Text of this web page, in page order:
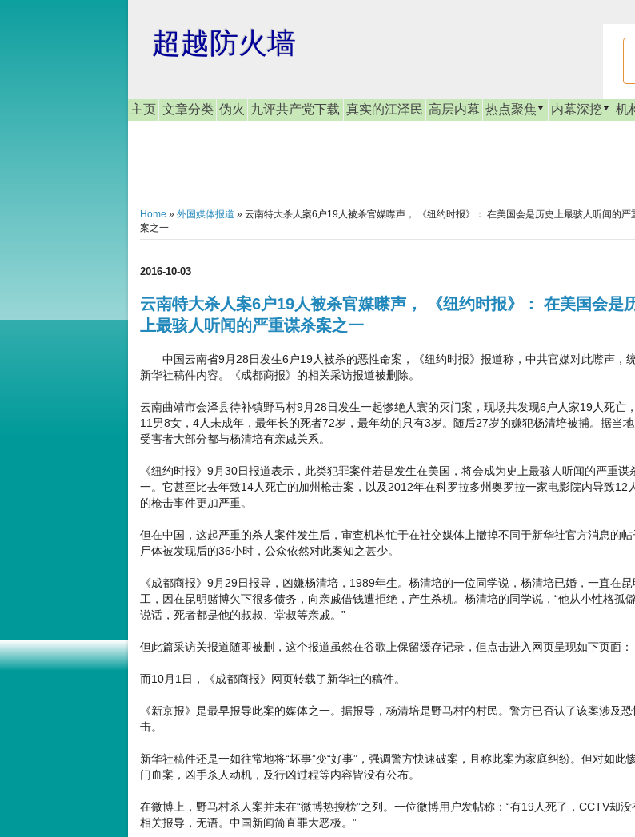
超越防火墙
主页 文章分类 伪火 九评共产党下载 真实的江泽民 高层内幕 热点聚焦 内幕深挖 机
Home » 外国媒体报道 » 云南特大杀人案6户19人被杀官媒噤声， 《纽约时报》： 在美国会是历史上最骇人听闻的严
案之一
2016-10-03
云南特大杀人案6户19人被杀官媒噤声， 《纽约时报》： 在美国会是
上最骇人听闻的严重谋杀案之一
中国云南省9月28日发生6户19人被杀的恶性命案，《纽约时报》报道称，中共官媒对此噤声，
新华社稿件内容。《成都商报》的相关采访报道被删除。
云南曲靖市会泽县待补镇野马村9月28日发生一起惨绝人寰的灭门案，现场共发现6户人家19人死亡
11男8女，4人未成年，最年长的死者72岁，最年幼的只有3岁。随后27岁的嫌犯杨清培被捕。据当地
受害者大部分都与杨清培有亲戚关系。
《纽约时报》9月30日报道表示，此类犯罪案件若是发生在美国，将会成为史上最骇人听闻的严重谋
一。它甚至比去年致14人死亡的加州枪击案，以及2012年在科罗拉多州奥罗拉一家电影院内导致12
的枪击事件更加严重。
但在中国，这起严重的杀人案件发生后，审查机构忙于在社交媒体上撤掉不同于新华社官方消息的
尸体被发现后的36小时，公众依然对此案知之甚少。
《成都商报》9月29日报导，凶嫌杨清培，1989年生。杨清培的一位同学说，杨清培已婚，一直在
工，因在昆明赌博欠下很多债务，向亲戚借钱遭拒绝，产生杀机。杨清培的同学说，“他从小性格孤
说话，死者都是他的叔叔、堂叔等亲戚。”
但此篇采访关报道随即被删，这个报道虽然在谷歌上保留缓存记录，但点击进入网页呈现如下页面：
而10月1日，《成都商报》网页转载了新华社的稿件。
《新京报》是最早报导此案的媒体之一。据报导，杨清培是野马村的村民。警方已否认了该案涉及
击。
新华社稿件还是一如往常地将“坏事”变“好事”，强调警方快速破案，且称此案为家庭纠纷。但对如此
门血案，凶手杀人动机，及行凶过程等内容皆没有公布。
在微博上，野马村杀人案并未在“微博热搜榜”之列。一位微博用户发帖称：“有19人死了，CCTV却没
相关报导，无语。中国新闻简直罪大恶极。”